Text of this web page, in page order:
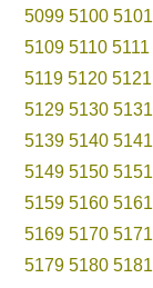
5099 5100 5101
5109 5110 5111
5119 5120 5121
5129 5130 5131
5139 5140 5141
5149 5150 5151
5159 5160 5161
5169 5170 5171
5179 5180 5181